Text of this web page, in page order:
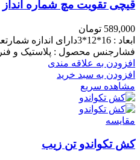
قیچی تقویت مچ شماره انداز
589,000 تومان
فشارجنس محصول : پلاستیک و
افزودن به علاقه مندی
افزودن به سبد خرید
مشاهده سریع
مقایسه
کش تکواندو تن زیب